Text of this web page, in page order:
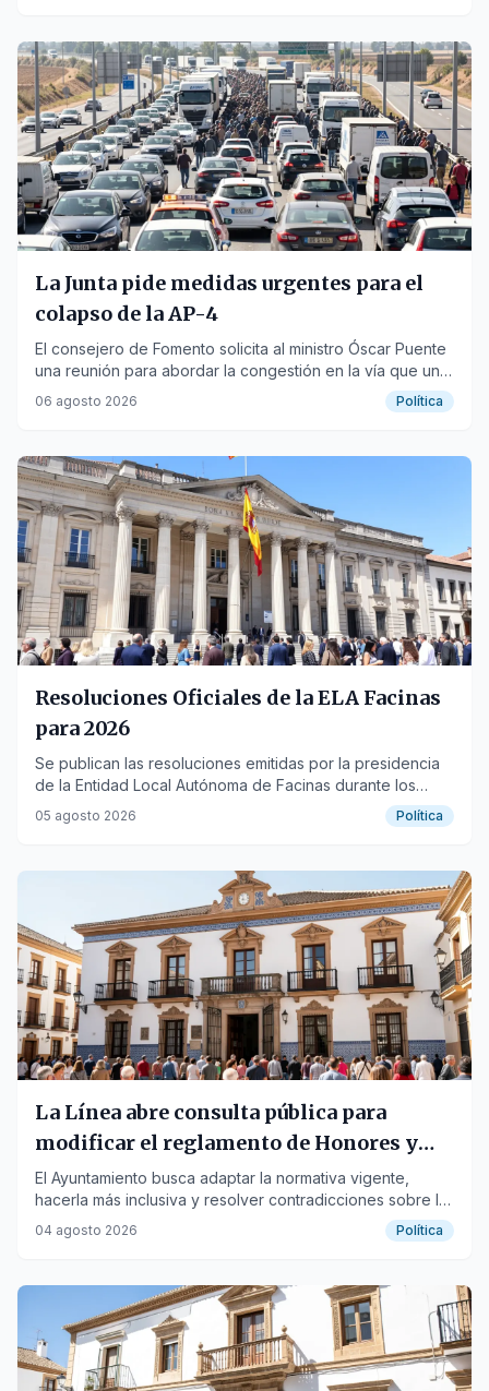
La Junta pide medidas urgentes para el
colapso de la AP-4
El consejero de Fomento solicita al ministro Óscar Puente
una reunión para abordar la congestión en la vía que une
Sevilla y Cádiz.
06 agosto 2026 Política
Resoluciones Oficiales de la ELA Facinas
para 2026
Se publican las resoluciones emitidas por la presidencia
de la Entidad Local Autónoma de Facinas durante los
primeros meses de 2026.
05 agosto 2026 Política
La Línea abre consulta pública para
modificar el reglamento de Honores y
Distinciones
El Ayuntamiento busca adaptar la normativa vigente,
hacerla más inclusiva y resolver contradicciones sobre la
concesión de títulos.
04 agosto 2026 Política